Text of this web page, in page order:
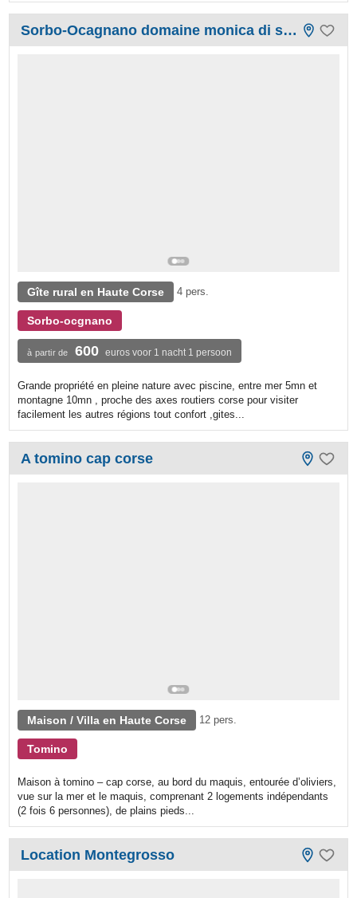
Sorbo-Ocagnano domaine monica di sorbo
Gîte rural en Haute Corse 4 pers.
Sorbo-ocgnano
à partir de 600 euros voor 1 nacht 1 persoon
Grande propriété en pleine nature avec piscine, entre mer 5mn et
montagne 10mn , proche des axes routiers corse pour visiter
facilement les autres régions tout confort ,gites...
A tomino cap corse
Maison / Villa en Haute Corse 12 pers.
Tomino
Maison à tomino – cap corse, au bord du maquis, entourée d’oliviers,
vue sur la mer et le maquis, comprenant 2 logements indépendants
(2 fois 6 personnes), de plains pieds...
Location Montegrosso